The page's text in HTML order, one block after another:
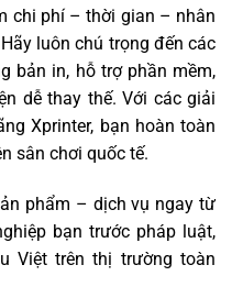
chi phí – thời gian – nhân
luôn chú trọng đến các
bản in, hỗ trợ phần mềm,
dễ thay thế. Với các giải
Xprinter, bạn hoàn toàn
sân chơi quốc tế.
phẩm – dịch vụ ngay từ
bạn trước pháp luật,
Việt trên thị trường toàn